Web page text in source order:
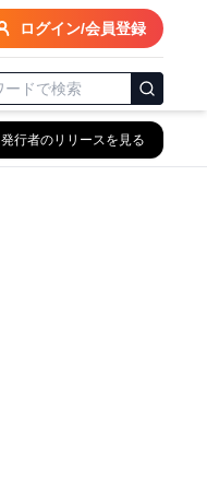
ログイン/会員登録
発行者のリリースを見る